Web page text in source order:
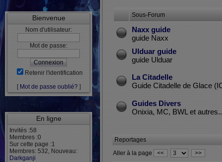
Bienvenue
Nom d'utilisateur:
Mot de passe:
Retenir l'identification
[ Mot de passe oublié? ]
En ligne
Invités :58
Membres :0
Sur cette page :1
Membres: 532, Nouveau:
Darkganji
Sous-Forum
Naxx guide
guide Naxx
Ulduar guide
guide Ulduar
La Citadelle
Guide Citadelle de Glace
Guides Divers
Onixia, MC, BWL et
Reportages
Aller à la page
<< >>